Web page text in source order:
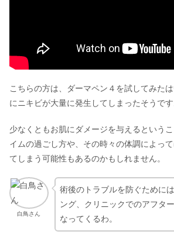
こちらの方は、ダーマペン４を試してみた
にニキビが大量に発生してしまったそうです
少なくともお肌にダメージを与えるという
イムの過ごし方や、その時々の体調によっ
てしまう可能性もあるのかもしれません。
白鳥さん
術後のトラブルを防ぐために
ング、クリニックでのアフタ
なってくるわ。